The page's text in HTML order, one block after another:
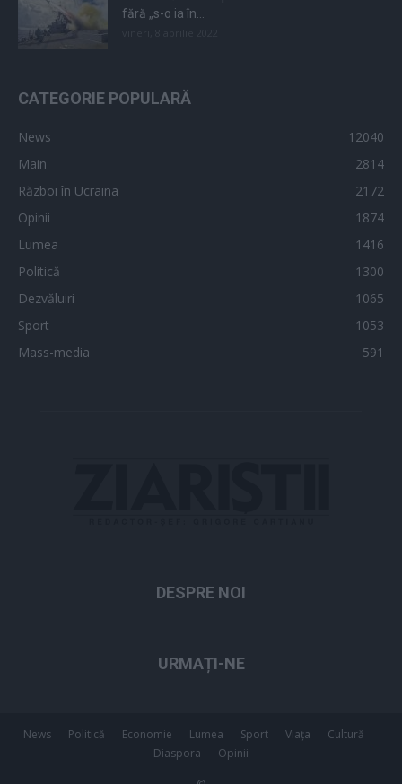
fără „s-o ia în...
CATEGORIE POPULARĂ
News
12040
Main
2814
Război în Ucraina
2172
Opinii
1874
Lumea
1416
Politică
1300
Dezvăluiri
1065
Sport
1053
Mass-media
591
DESPRE NOI
URMAȚI-NE
News Politică Economie Lumea Sport Viața
Cultură
Diaspora
Opinii